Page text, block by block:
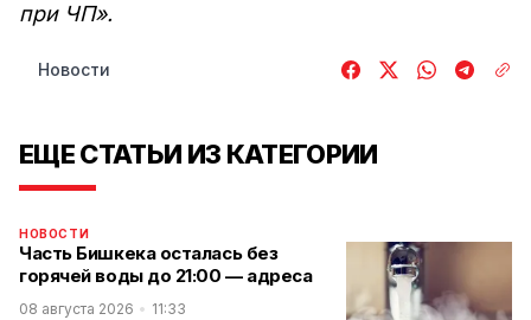
при ЧП».
Новости
ЕЩЕ СТАТЬИ ИЗ КАТЕГОРИИ
НОВОСТИ
Часть Бишкека осталась без
горячей воды до 21:00 — адреса
08 августа 2026 11:33